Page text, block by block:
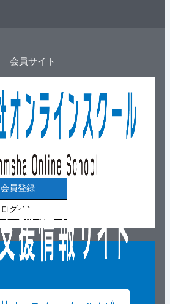
会員サイト
会員登録
ログイン